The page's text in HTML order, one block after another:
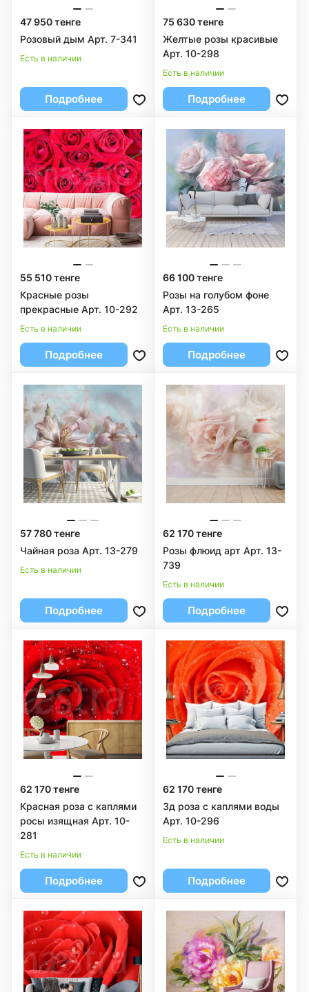
47 950 тенге
Розовый дым Арт. 7-341
Есть в наличии
Подробнее
75 630 тенге
Желтые розы красивые
Арт. 10-298
Есть в наличии
Подробнее
55 510 тенге
Красные розы
прекрасные Арт. 10-292
Есть в наличии
Подробнее
66 100 тенге
Розы на голубом фоне
Арт. 13-265
Есть в наличии
Подробнее
57 780 тенге
Чайная роза Арт. 13-279
Есть в наличии
Подробнее
62 170 тенге
Розы флюид арт Арт. 13-
739
Есть в наличии
Подробнее
62 170 тенге
Красная роза с каплями
росы изящная Арт. 10-
281
Есть в наличии
Подробнее
62 170 тенге
3д роза с каплями воды
Арт. 10-296
Есть в наличии
Подробнее